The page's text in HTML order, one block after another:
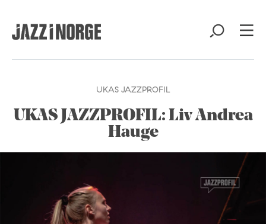
UKAS JAZZPROFIL
UKAS JAZZPROFIL: Liv Andrea
Hauge